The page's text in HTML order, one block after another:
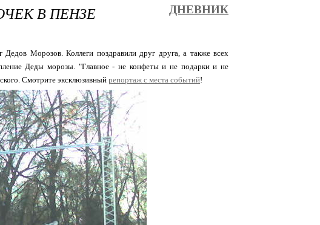
В ПЕНЗЕ ДНЕВНИК
Морозов. Коллеги поздравили друг друга, а также всех
Деды морозы. "Главное - не конфеты и не подарки и не
Смотрите эксклюзивный репортаж с места событий!